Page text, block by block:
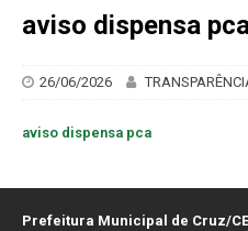
aviso dispensa
26/06/2026
aviso dispensa pca
Prefeitura Municipal de Cruz/CE